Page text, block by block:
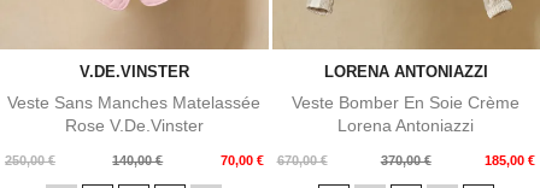
V.DE.VINSTER
Veste Sans Manches Matelassée
Rose V.de.Vinster
250,00 €
Prix
140,00 € 70,00 €
Prix
LORENA ANTONIAZZI
Veste Bomber En Soie Crème
Lorena Antoniazzi
670,00 €
Prix
370,00 € 185,00 €
Prix